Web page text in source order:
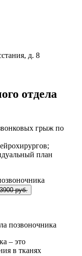
д. 8
отдела
грыж по
план
3900 руб.
позвоночника
– это
в тканях